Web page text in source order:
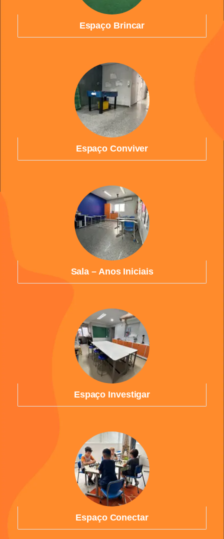
Espaço Brincar
Espaço Conviver
Sala – Anos Iniciais
Espaço Investigar
Espaço Conectar